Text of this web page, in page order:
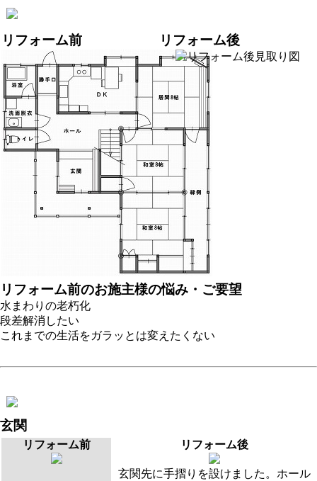
リフォーム前 リフォーム後
リフォーム前のお施主様の悩み・ご要望
水まわりの老朽化
段差解消したい
これまでの生活をガラッとは変えたくない
玄関
リフォーム前 リフォーム後
玄関先に手摺りを設けました。ホール